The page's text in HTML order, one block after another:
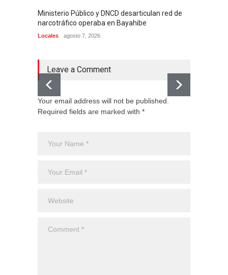
Ministerio Público y DNCD desarticulan red de
narcotráfico operaba en Bayahibe
Locales agosto 7, 2026
Leave a Comment
Your email address will not be published.
Required fields are marked with *